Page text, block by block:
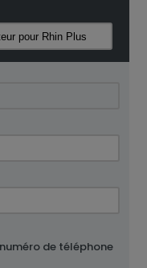
de téléphone